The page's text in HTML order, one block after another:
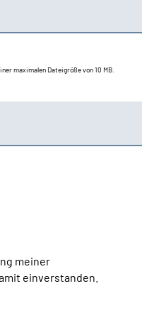
maximalen Dateigröße von 10 MB.
meiner
einverstanden.